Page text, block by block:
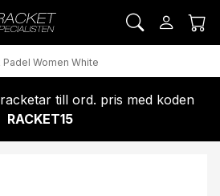
Padel Women White
till ord. pris med koden
RACKET15